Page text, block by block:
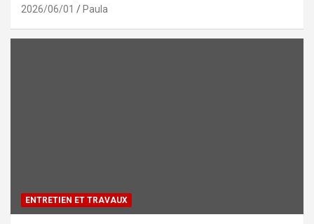
2026/06/01 Paula
ENTRETIEN ET TRAVAUX